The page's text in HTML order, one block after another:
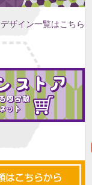
デザイン一覧はこちら